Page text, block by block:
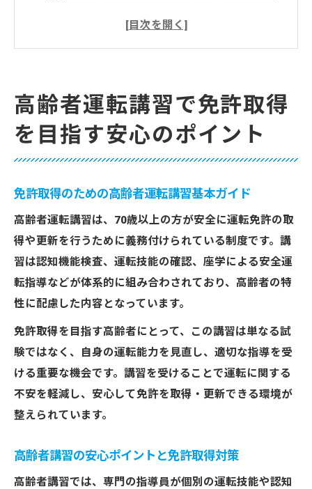
高齢者運転講習で不安を解消する準備方法
免許取得に役立つ高齢者講習の実体験共有
免許取得と高齢者講習の日程や手順を解説
高齢者講習で免許更新に必要な準備と注意
点
高齢者運転講習の予約から受講までの流れ
免許取得前に知る認知機能検査のポイント
認知機能検査の内容と免許取得の流れを解
実車指導が免許取得に与える影響と対策法
高齢者運転講習での認知機能検査の準備方
高齢者運転講習で免許取得
を目指す安心のポイント
免許取得のための高齢者運転講習基本ガイド
高齢者運転講習は、70歳以上の方が安全に運転免許の取
得や更新を行うために義務付けられている制度です。講
習は認知機能検査、運転技能の確認、座学による安全運
転指導などが体系的に組み合わされており、高齢者の特
性に配慮した内容となっています。
免許取得を目指す高齢者にとって、この講習は単なる試
験ではなく、自身の運転能力を見直し、適切な指導を受
ける重要な機会です。講習を受けることで運転に関する
不安を軽減し、安心して免許を取得・更新できる環境が
整えられています。
高齢者講習の安心ポイントと免許取得対策
高齢者講習では、専門の指導員が個別の運転技能や認知